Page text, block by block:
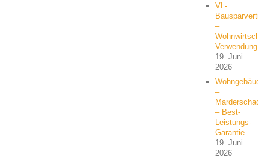
VL-
Bausparvertrag
–
Verwendung?
19. Juni
2026
Wohngebäude
–
Marderschaden
– Best-
Leistungs-
Garantie
19. Juni
2026